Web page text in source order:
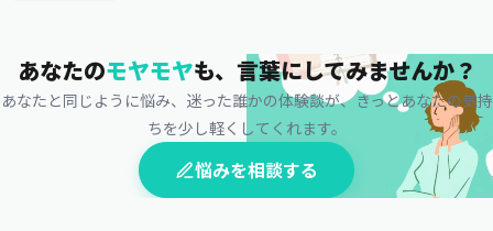
あなたのモヤモヤも、 言葉にしてみませんか？
あなたと同じように悩み、迷った誰かの体験談が、きっとあなたの気持
ちを少し軽くしてくれます。
悩みを相談する